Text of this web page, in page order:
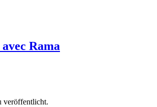
Rama
veröffentlicht.